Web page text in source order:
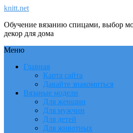
knitt.net
Обучение вязанию спицами, выбор
декор для дома
Меню
Главная
Карта сайта
Давайте знакомиться
Вязаные модели
Для женщин
Для мужчин
Для детей
Для животных